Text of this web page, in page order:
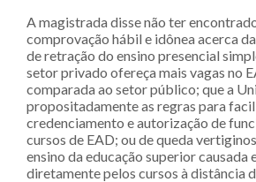
A magistrada disse não ter
comprovação hábil e idônea acerca
de retração do ensino presencial
setor privado ofereça mais vagas no
comparada ao setor público; que a
propositadamente as regras para
credenciamento e autorização de
cursos de EAD; ou de queda
ensino da educação superior causada
diretamente pelos cursos à distância